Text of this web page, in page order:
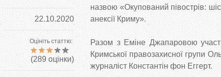
22.10.2020
Оцініть статтю:
(289 оцінки)
назвою «Окупований півострів:
анексії Криму».
Разом з Еміне Джапаровою
Кримської правозахисної групи
журналіст Константін фон Еггерт.